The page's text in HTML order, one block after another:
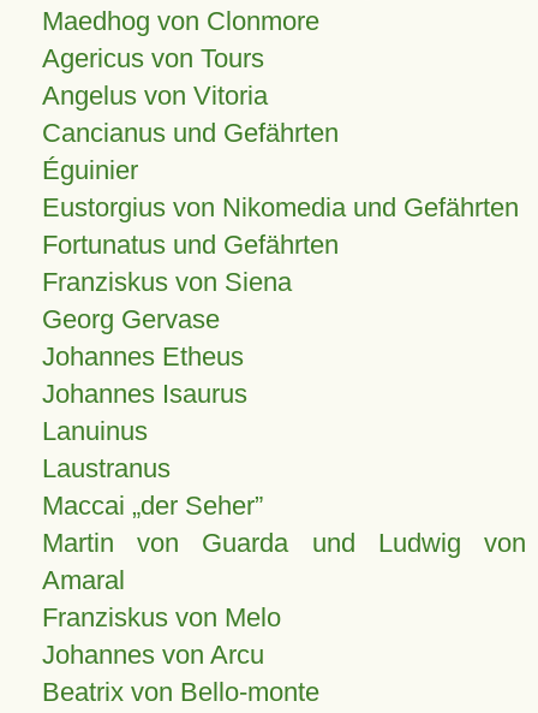
Maedhog von Clonmore
Agericus von Tours
Angelus von Vitoria
Cancianus und Gefährten
Éguinier
Eustorgius von Nikomedia und Gefährten
Fortunatus und Gefährten
Franziskus von Siena
Georg Gervase
Johannes Etheus
Johannes Isaurus
Lanuinus
Laustranus
Maccai „der Seher”
Martin von Guarda und Ludwig von
Amaral
Franziskus von Melo
Johannes von Arcu
Beatrix von Bello-monte